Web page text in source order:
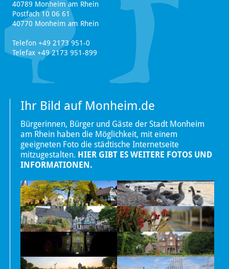
40789 Monheim am Rhein
Postfach 10 06 61
40770 Monheim am Rhein
Telefon +49 2173 951-0
Telefax +49 2173 951-899
Ihr Bild auf Monheim.de
Bürgerinnen, Bürger und Gäste der Stadt Monheim
am Rhein haben die Möglichkeit, mit einem
geeigneten Foto die städtische Internetseite
mitzugestalten. HIER GIBT ES WEITERE FOTOS UND
INFORMATIONEN.